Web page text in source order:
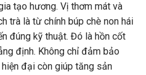
tạo hương. Vị thơm mát và
trà là từ chính búp chè non hái
đúng kỹ thuật. Đó là hồn cốt
định. Không chỉ đảm bảo
đại còn giúp tăng sản